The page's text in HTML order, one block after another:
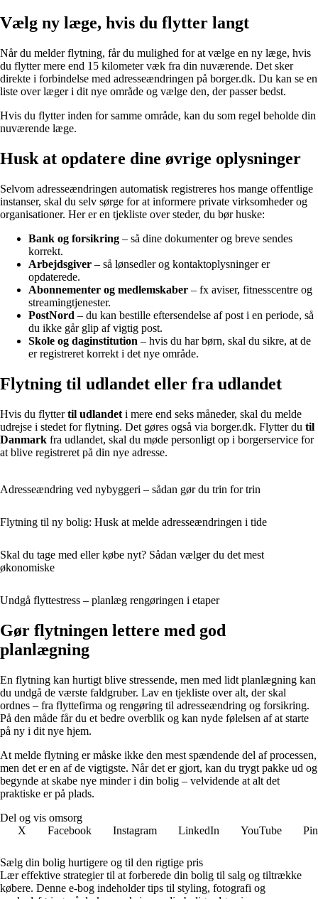
Vælg ny læge, hvis du flytter langt
Når du melder flytning, får du mulighed for at vælge en ny læge, hvis
du flytter mere end 15 kilometer væk fra din nuværende. Det sker
direkte i forbindelse med adresseændringen på borger.dk. Du kan se en
liste over læger i dit nye område og vælge den, der passer bedst.
Hvis du flytter inden for samme område, kan du som regel beholde din
nuværende læge.
Husk at opdatere dine øvrige oplysninger
Selvom adresseændringen automatisk registreres hos mange offentlige
instanser, skal du selv sørge for at informere private virksomheder og
organisationer. Her er en tjekliste over steder, du bør huske:
Bank og forsikring – så dine dokumenter og breve sendes
korrekt.
Arbejdsgiver – så lønsedler og kontaktoplysninger er
opdaterede.
Abonnementer og medlemskaber – fx aviser, fitnesscentre og
streamingtjenester.
PostNord – du kan bestille eftersendelse af post i en periode, så
du ikke går glip af vigtig post.
Skole og daginstitution – hvis du har børn, skal du sikre, at de
er registreret korrekt i det nye område.
Flytning til udlandet eller fra udlandet
Hvis du flyttertil udlandet i mere end seks måneder, skal du melde
udrejse i stedet for flytning. Det gøres også via borger.dk. Flytter du til
Danmark fra udlandet, skal du møde personligt op i borgerservice for
at blive registreret på din nye adresse.
Adresseændring ved nybyggeri – sådan gør du trin for trin
Flytning til ny bolig: Husk at melde adresseændringen i tide
Skal du tage med eller købe nyt? Sådan vælger du det mest
økonomiske
Undgå flyttestress – planlæg rengøringen i etaper
Gør flytningen lettere med god
planlægning
En flytning kan hurtigt blive stressende, men med lidt planlægning kan
du undgå de værste faldgruber. Lav en tjekliste over alt, der skal
ordnes – fra flyttefirma og rengøring til adresseændring og forsikring.
På den måde får du et bedre overblik og kan nyde følelsen af at starte
på ny i dit nye hjem.
At melde flytning er måske ikke den mest spændende del af processen,
men det er en af de vigtigste. Når det er gjort, kan du trygt pakke ud og
begynde at skabe nye minder i din bolig – velvidende at alt det
praktiske er på plads.
Del og vis omsorg
X
Facebook Instagram LinkedIn YouTube
Sælg din bolig hurtigere og til den rigtige pris
Lær effektive strategier til at forberede din bolig til salg og tiltrække
købere. Denne e-bog indeholder tips til styling, fotografi og